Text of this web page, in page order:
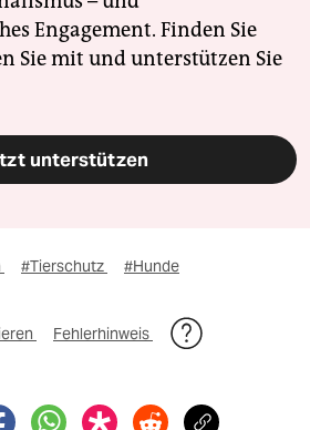
Engagement. Finden Sie
Sie mit und unterstützen Sie
unterstützen
#Tierschutz #Hunde
Fehlerhinweis